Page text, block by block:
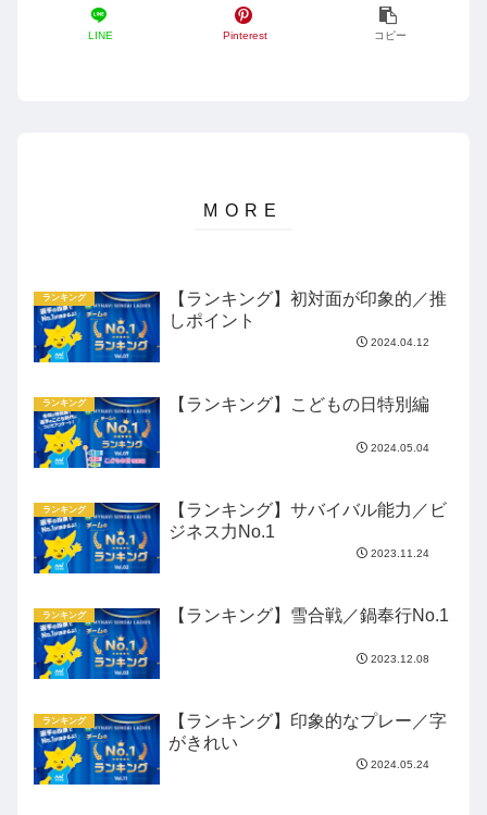
LINE Pinterest コピー
ランキング
【ランキング】初対面が印象的／推
しポイント
2024.04.12
ランキング 【ランキング】こどもの日特別編
2024.05.04
ランキング
【ランキング】サバイバル能力／ビ
ジネス力No.1
2023.11.24
ランキング 【ランキング】雪合戦／鍋奉行No.1
2023.12.08
ランキング
【ランキング】印象的なプレー／字
がきれい
2024.05.24